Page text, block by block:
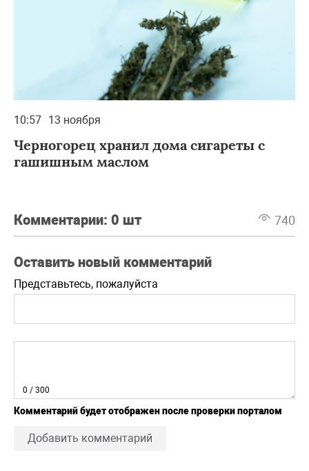
10:57 13 ноября
Черногорец хранил дома сигареты с
гашишным маслом
Комментарии: 0 шт 740
Оставить новый комментарий
Представьтесь, пожалуйста
0 / 300
Комментарий будет отображен после проверки порталом
Добавить комментарий